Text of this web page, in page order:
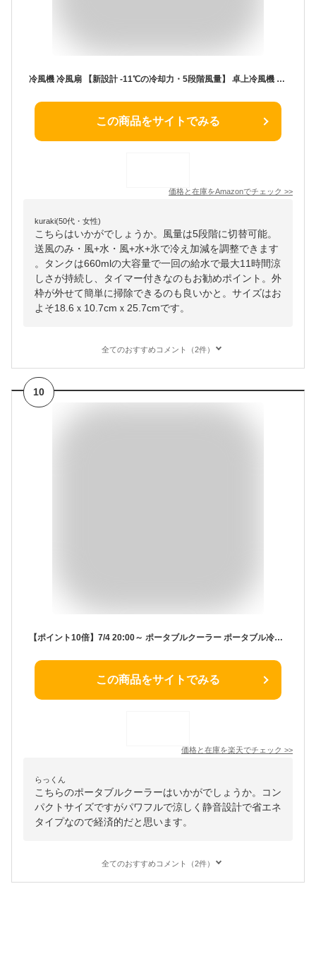
冷風機 冷風扇 【新設計 -11℃の冷却力・5段階風量】 卓上冷風機 小型 水冷エアコン 大風量冷感UP 瞬間冷却 超音波霧化加湿 冷却 氷いれ可能 600ML大容量 2段階噴霧量 上下風向調節 水漏れ防止 冷風扇風機 USB給電式 マイナスイオン LEDライト タイマー付き 省エネ 熱中症対策 暑さ対策 オフィス 寝室 家庭用 日本語説明書 (ホワイト)
この商品をサイトでみる
価格と在庫をAmazonでチェック >>
kuraki(50代・女性)
こちらはいかがでしょうか。風量は5段階に切替可能。
送風のみ・風+水・風+水+氷で冷え加減を調整できます
。タンクは660mlの大容量で一回の給水で最大11時間涼
しさが持続し、タイマー付きなのもお勧めポイント。外
枠が外せて簡単に掃除できるのも良いかと。サイズはお
よそ18.6ｘ10.7cmｘ25.7cmです。
全てのおすすめコメント（2件）
10
【ポイント10倍】7/4 20:00～ ポータブルクーラー ポータブル冷風機 冷風扇 卓上 小型 首振り ポータブルエアコン パーソナルクーラー 氷 涼しい 犬 猫 ペット ペットクーラー usb コンパクト 静音 省エネ バッテリー内蔵 充電式 紫外線 除菌 UVライト
この商品をサイトでみる
価格と在庫を楽天でチェック >>
らっくん
こちらのポータブルクーラーはいかがでしょうか。コン
パクトサイズですがパワフルで涼しく静音設計で省エネ
タイプなので経済的だと思います。
全てのおすすめコメント（2件）